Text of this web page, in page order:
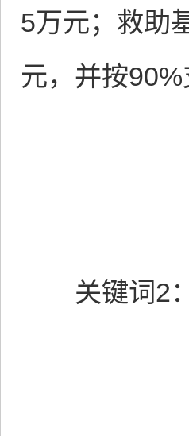
5万元；救助
元，并按
关键词2：